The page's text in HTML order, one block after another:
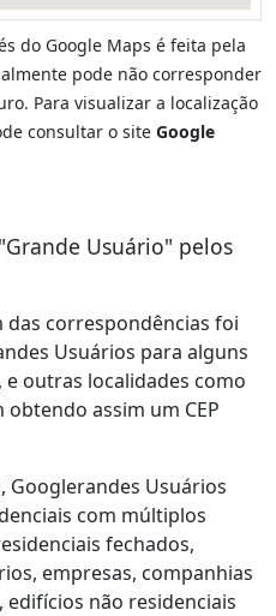
do Google Maps é feita pela
pode não corresponder
Para visualizar a localização
consultar o site Google
Usuário" pelos
das correspondências foi
Usuários para alguns
outras localidades como
obtendo assim um CEP
Googlerandes Usuários
com múltiplos
fechados,
empresas, companhias
não residenciais